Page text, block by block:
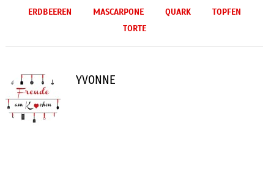
ERDBEEREN MASCARPONE QUARK
TOPFEN
TORTE
YVONNE